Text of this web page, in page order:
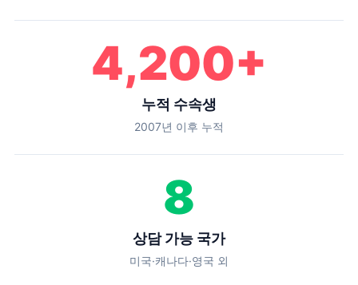
4,200+
누적 수속생
2007년 이후 누적
8
상담 가능 국가
미국·캐나다·영국 외